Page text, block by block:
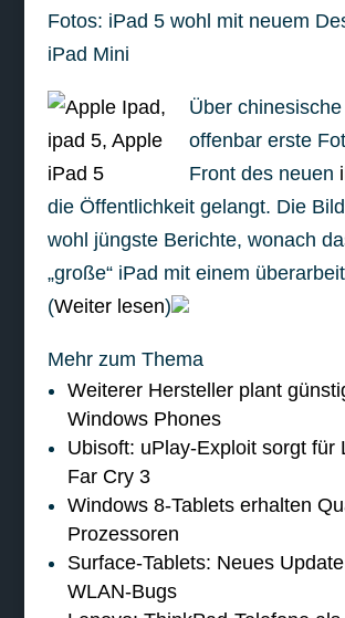
Fotos: iPad 5 wohl mit neuem
iPad Mini
Über
offenbar erste
Front des neuen
die Öffentlichkeit gelangt. Die
wohl jüngste Berichte, wonach
„große“ iPad mit einem
(Weiter lesen)
Mehr zum Thema
Weiterer Hersteller plant
Windows Phones
Ubisoft: uPlay-Exploit sorgt für
Far Cry 3
Windows 8-Tablets erhalten
Prozessoren
Surface-Tablets: Neues
WLAN-Bugs